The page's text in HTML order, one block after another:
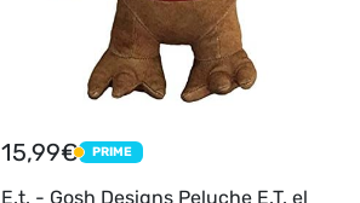
15,99€ PRIME
PRIME
E.t. - Gosh Designs Peluche E.T. el